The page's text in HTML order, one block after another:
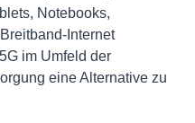
Notebooks,
Internet
im Umfeld der
eine Alternative zu